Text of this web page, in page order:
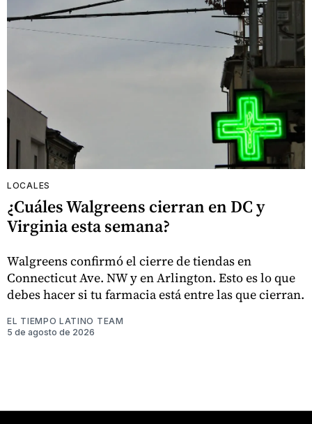
LOCALES
¿Cuáles Walgreens cierran en DC y
Virginia esta semana?
Walgreens confirmó el cierre de tiendas en
Connecticut Ave. NW y en Arlington. Esto es lo que
debes hacer si tu farmacia está entre las que cierran.
EL TIEMPO LATINO TEAM
5 de agosto de 2026